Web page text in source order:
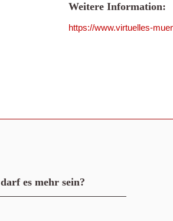
Weitere Information:
https://www.virtuelles-
darf es mehr sein?